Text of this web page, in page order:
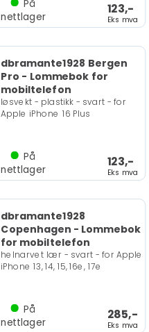
123,-
Eks mva
På
nettlager
dbramante1928 Bergen
Pro - Lommebok for
mobiltelefon
løsvekt - plastikk - svart - for
Apple iPhone 16 Plus
123,-
Eks mva
På
nettlager
dbramante1928
Copenhagen - Lommebok
for mobiltelefon
helnarvet lær - svart - for Apple
iPhone 13, 14, 15, 16e, 17e
285,-
Eks mva
På
nettlager